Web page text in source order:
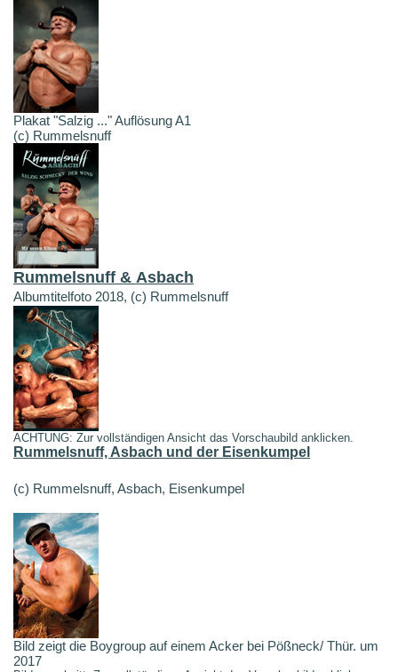
Plakat "Salzig ..." Auflösung A1
(c) Rummelsnuff
Rummelsnuff & Asbach
Albumtitelfoto 2018, (c) Rummelsnuff
ACHTUNG: Zur vollständigen Ansicht das Vorschaubild anklicken.
Rummelsnuff, Asbach und der Eisenkumpel
(c) Rummelsnuff, Asbach, Eisenkumpel
Bild zeigt die Boygroup auf einem Acker bei Pößneck/ Thür. um
2017